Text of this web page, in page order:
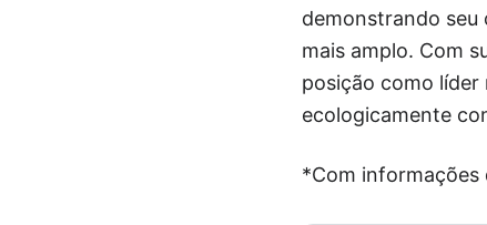
demonstrando seu
mais amplo. Com
posição como
ecologicamente
*Com informações